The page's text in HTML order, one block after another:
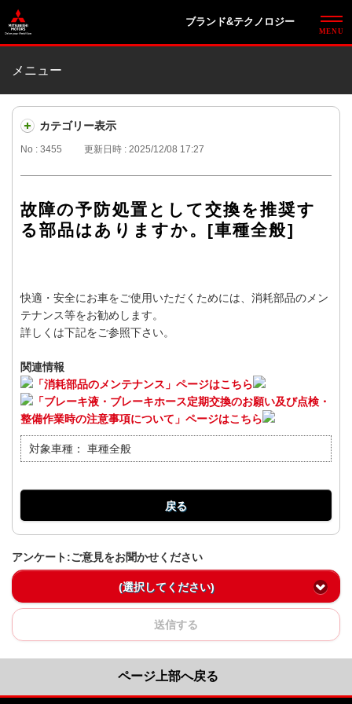
ブランド&テクノロジー
メニュー
カテゴリー表示
No : 3455 更新日時 : 2025/12/08 17:27
故障の予防処置として交換を推奨す
る部品はありますか。[車種全般]
快適・安全にお車をご使用いただくためには、消耗部品のメン
テナンス等をお勧めします。
詳しくは下記をご参照下さい。
関連情報
「消耗部品のメンテナンス」ページはこちら
「ブレーキ液・ブレーキホース定期交換のお願い及び点検・
整備作業時の注意事項について」ページはこちら
対象車種： 車種全般
戻る
アンケート:ご意見をお聞かせください
(選択してください)
送信する
ページ上部へ戻る